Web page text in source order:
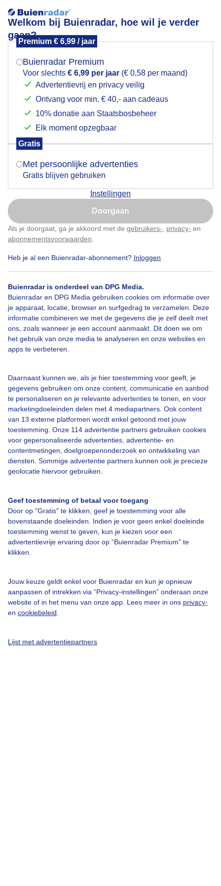
Welkom bij Buienradar, hoe wil je verder
gaan?
Premium € 6,99 / jaar
Buienradar Premium
Voor slechts € 6,99 per jaar (€ 0,58 per maand)
Advertentievrij en privacy veilig
Ontvang voor min. € 40,- aan cadeaus
10% donatie aan Staatsbosbeheer
Elk moment opzegbaar
Gratis
Met persoonlijke advertenties
Gratis blijven gebruiken
Instellingen
Doorgaan
Als je doorgaat, ga je akkoord met de gebruikers- privacy- en
abonnementsvoorwaarden
Heb je al een Buienradar-abonnement? Inloggen
Buienradar is onderdeel van DPG Media.
Buienradar en DPG Media gebruiken cookies om informatie over
je apparaat, locatie, browser en surfgedrag te verzamelen. Deze
informatie combineren we met de gegevens die je zelf deelt met
ons, zoals wanneer je een account aanmaakt. Dit doen we om
het gebruik van onze media te analyseren en onze websites en
apps te verbeteren.
Daarnaast kunnen we, als je hier toestemming voor geeft, je
gegevens gebruiken om onze content, communicatie en aanbod
te personaliseren en je relevante advertenties te tonen, en voor
marketingdoeleinden delen met 4 mediapartners. Ook content
van 13 externe platformen wordt enkel getoond met jouw
toestemming. Onze 114 advertentie partners gebruiken cookies
voor gepersonaliseerde advertenties, advertentie- en
contentmetingen, doelgroepenonderzoek en ontwikkeling van
diensten. Sommige advertentie partners kunnen ook je precieze
geolocatie hiervoor gebruiken.
Geef toestemming of betaal voor toegang
Door op "Gratis" te klikken, geef je toestemming voor alle
bovenstaande doeleinden. Indien je voor geen enkel doeleinde
toestemming wenst te geven, kun je kiezen voor een
advertentievrije ervaring door op “Buienradar Premium” te
klikken.
Jouw keuze geldt enkel voor Buienradar en kun je opnieuw
aanpassen of intrekken via “Privacy-instellingen” onderaan onze
website of in het menu van onze app. Lees meer in ons privacy-
en cookiebeleid
Lijst met advertentiepartners
Hagelbuien in wording/valstrepen van buien in
zuidoosten
Lichte hagelbuien aan de zuidoost kant van de
Luttenberg werden gevolgd door een paar zeer hevige
schuilen in schuur bij boerderij. Daarna weer zon en
een uur later bij thuiskomst was hier geen drup
tegengehouden, onze kant bleef droog!)
Door: Elly van Niekerk Gemaakt: 21-04-2024, 292x bekeken
Zon
Bekijk slideshow
Bedrijfsgegevens
Veelgestelde vragen
Toegankelijkheid
Mogen we je locatie gebruiken voor het
Indien je hier nog geen akkoord op hebt gegeven,
verschijnt er zo een pop-up uit je browser waarin
Is goed, toon de popup
Nu niet, misschien later
Klik hierom dit aan te passen